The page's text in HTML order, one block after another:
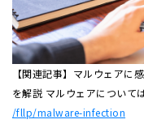
【関連記事】マルウェアに
を解説 マルウェアについて
/fllp/malware-infection